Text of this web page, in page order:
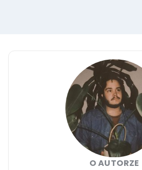
O AUTORZE